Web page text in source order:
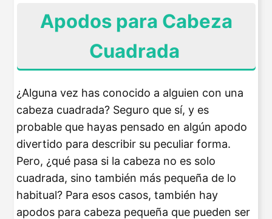
Apodos para Cabeza
Cuadrada
¿Alguna vez has conocido a alguien con una
cabeza cuadrada? Seguro que sí, y es
probable que hayas pensado en algún apodo
divertido para describir su peculiar forma.
Pero, ¿qué pasa si la cabeza no es solo
cuadrada, sino también más pequeña de lo
habitual? Para esos casos, también hay
apodos para cabeza pequeña que pueden ser